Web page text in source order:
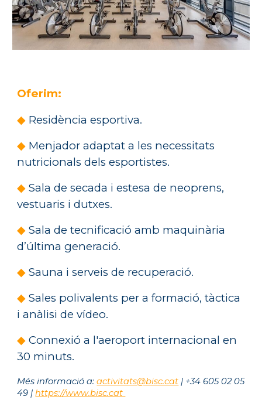
Oferim:
◆ Residència esportiva.
◆ Menjador adaptat a les necessitats
nutricionals dels esportistes.
◆ Sala de secada i estesa de neoprens,
vestuaris i dutxes.
◆Sala de tecnificació amb maquinària
d’última generació.
◆ Sauna i serveis de recuperació.
◆ Sales polivalents per a formació, tàctica
i anàlisi de vídeo.
◆ Connexió a l'aeroport internacional en
30 minuts.
Més informació a:activitats@bisc.cat | +34 605 02 05
49 |https://www.bisc.cat